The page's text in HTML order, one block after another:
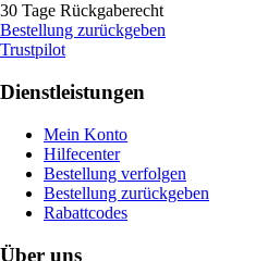
30 Tage Rückgaberecht
Bestellung zurückgeben
Trustpilot
Dienstleistungen
Mein Konto
Hilfecenter
Bestellung verfolgen
Bestellung zurückgeben
Rabattcodes
Über uns